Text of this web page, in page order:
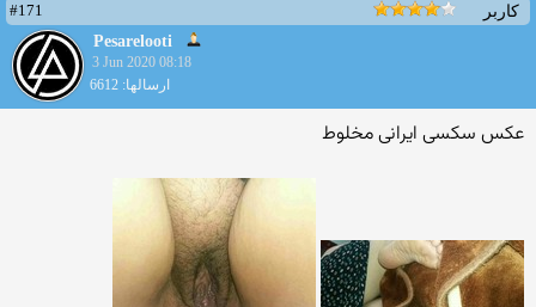
کاربر
#171
Pesarelooti
3 Jun 2020 08:18
ارسالها: 6612
عکس سکسی ایرانی مخلوط